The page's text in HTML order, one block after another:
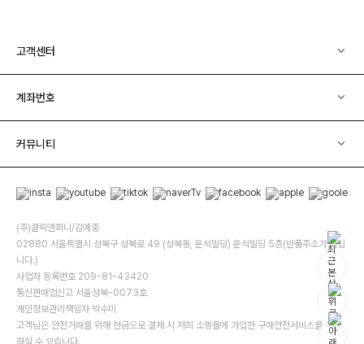
고객센터
계좌번호
커뮤니티
(주)클릭앤퍼니/김예중
02880 서울특별시 성북구 성북로 49 (성북동, 운석빌딩) 운석빌딩 5층(반품주소가 아닙
니다.)
사업자 등록번호 209-81-43420
통신판매업신고 서울성북-0073호
개인정보관리책임자 박수미
고객님은 안전거래를 위해 현금으로 결제 시 저희 소핑몰에 가입한 구매안전서비스를 이용
하실 수 있습니다.